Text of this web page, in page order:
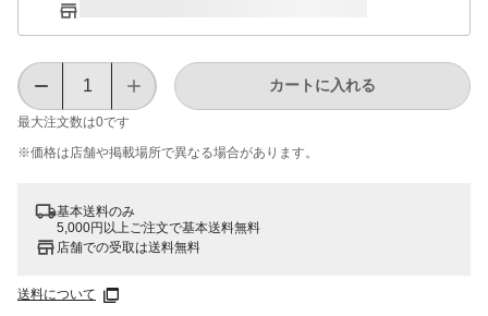
最大注文数は0です
カートに入れる
※価格は​店舗や​掲載場所で​異なる​場合が​あります。
基本送料のみ
5,000円以上ご注文で基本送料無料
店舗での受取は送料無料
送料について